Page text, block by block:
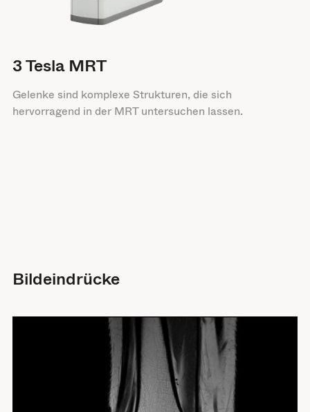
3 Tesla MRT
Gelenke sind komplexe Strukturen, die sich
hervorragend in der MRT untersuchen lassen.
Bildeindrücke